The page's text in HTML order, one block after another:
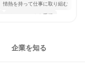
情熱を持って仕事に取り組む
チームワークを重視
企業を知る